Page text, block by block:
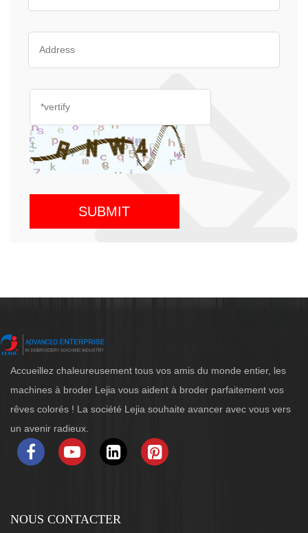
Accueillez chaleureusement tous vos amis du monde entier, les
machines à broder Lejia vous aident à broder parfaitement vos
rêves colorés ! La société Lejia souhaite avancer avec vous vers
un avenir radieux.
NOUS CONTACTER